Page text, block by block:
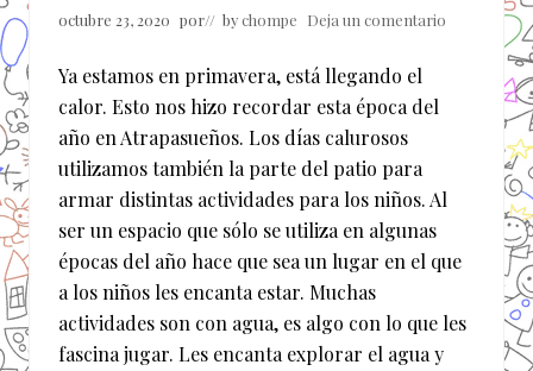
octubre 23, 2020 por// bychompe Deja un comentario
Ya estamos en primavera, está llegando el
calor. Esto nos hizo recordar esta época del
año en Atrapasueños. Los días calurosos
utilizamos también la parte del patio para
armar distintas actividades para los niños. Al
ser un espacio que sólo se utiliza en algunas
épocas del año hace que sea un lugar en el que
a los niños les encanta estar. Muchas
actividades son con agua, es algo con lo que les
fascina jugar. Les encanta explorar el agua y